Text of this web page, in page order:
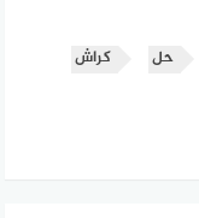
حل
كراش